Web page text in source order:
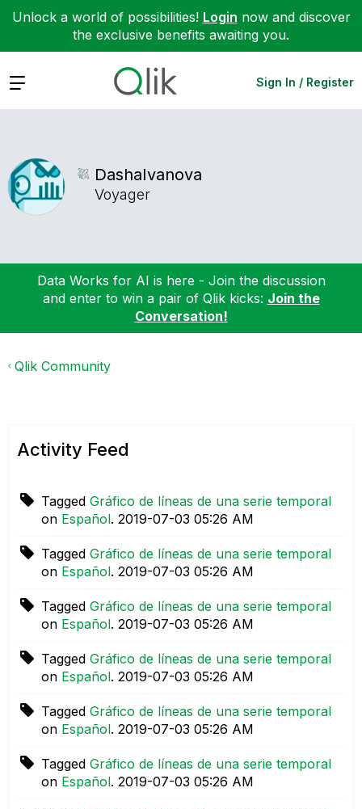
Unlock a world of possibilities! Login now and discover
the exclusive benefits awaiting you.
Expand Sign In / Register
DashaIvanova
Voyager
Data Works for AI is here - Join the discussion
and enter to win a pair of Qlik kicks: Join the
Conversation!
Qlik Community
Activity Feed
Tagged Gráfico de líneas de una serie temporal
on Español. ‎2019-07-03 05:26 AM
Tagged Gráfico de líneas de una serie temporal
on Español. ‎2019-07-03 05:26 AM
Tagged Gráfico de líneas de una serie temporal
on Español. ‎2019-07-03 05:26 AM
Tagged Gráfico de líneas de una serie temporal
on Español. ‎2019-07-03 05:26 AM
Tagged Gráfico de líneas de una serie temporal
on Español. ‎2019-07-03 05:26 AM
Tagged Gráfico de líneas de una serie temporal
on Español. ‎2019-07-03 05:26 AM